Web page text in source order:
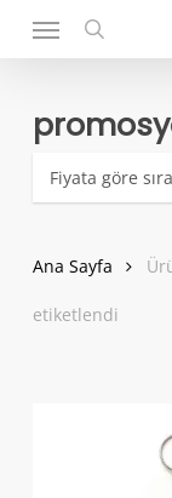
search
Menu
Ana Sayfa
etiketlendi